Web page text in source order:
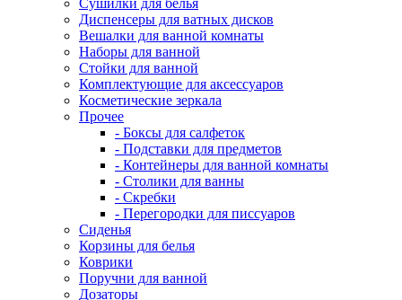
Сушилки для белья
Диспенсеры для ватных дисков
Вешалки для ванной комнаты
Наборы для ванной
Стойки для ванной
Комплектующие для аксессуаров
Косметические зеркала
Прочее
- Боксы для салфеток
- Подставки для предметов
- Контейнеры для ванной комнаты
- Столики для ванны
- Скребки
- Перегородки для писсуаров
Сиденья
Корзины для белья
Коврики
Поручни для ванной
Дозаторы